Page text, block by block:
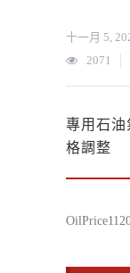
十一月 5,
2071
專用石油
格調整